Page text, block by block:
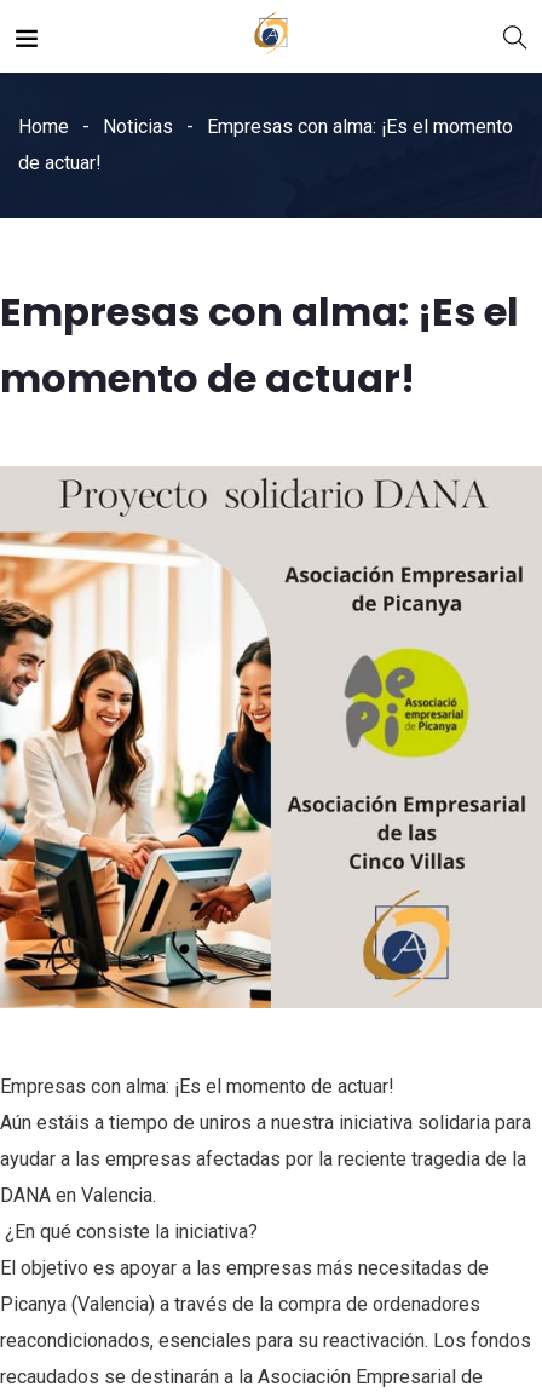
Home Noticias
Empresas con alma: ¡Es el momento
de actuar!
Empresas con alma: ¡Es el
momento de actuar!
Empresas con alma: ¡Es el momento de actuar!
Aún estáis a tiempo de uniros a nuestra iniciativa solidaria para
ayudar a las empresas afectadas por la reciente tragedia de la
DANA en Valencia.
¿En qué consiste la iniciativa?
El objetivo es apoyar a las empresas más necesitadas de
Picanya (Valencia) a través de la compra de ordenadores
reacondicionados, esenciales para su reactivación. Los fondos
recaudados se destinarán a la Asociación Empresarial de